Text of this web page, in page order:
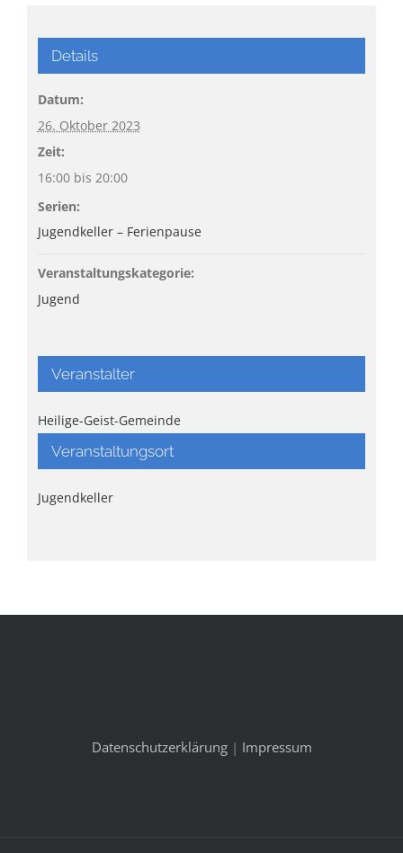
Details
Datum:
26. Oktober 2023
Zeit:
16:00 bis 20:00
Serien:
Jugendkeller – Ferienpause
Veranstaltungskategorie:
Jugend
Veranstaltungsort
Jugendkeller
Veranstalter
Heilige-Geist-Gemeinde
Datenschutzerklärung| Impressum